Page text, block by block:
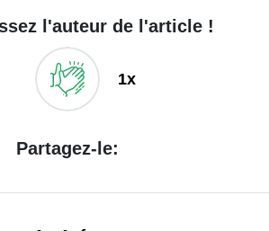
l'auteur de l'article !
1x
Partagez-le: